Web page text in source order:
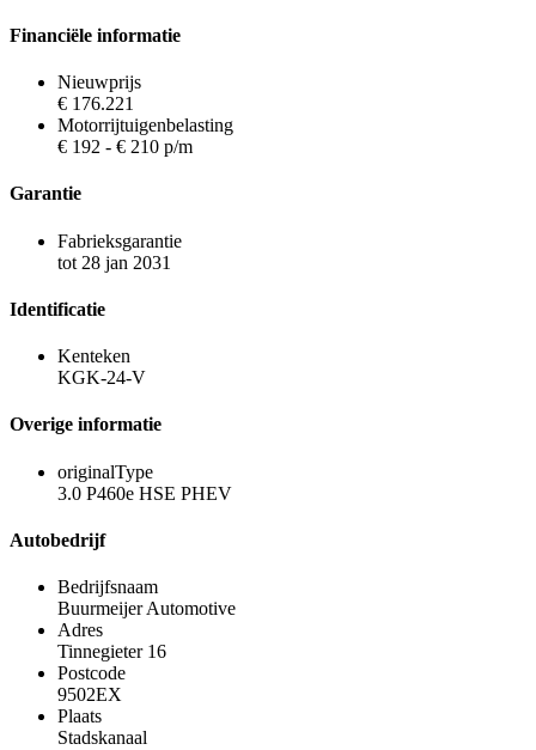
Financiële informatie
Nieuwprijs
€ 176.221
Motorrijtuigenbelasting
€ 192 - € 210 p/m
Garantie
Fabrieksgarantie
tot 28 jan 2031
Identificatie
Kenteken
KGK-24-V
Overige informatie
originalType
3.0 P460e HSE PHEV
Autobedrijf
Bedrijfsnaam
Buurmeijer Automotive
Adres
Tinnegieter 16
Postcode
9502EX
Plaats
Stadskanaal